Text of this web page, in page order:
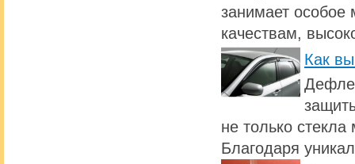
занимает особое
качествам,
Как
не только
Благодаря